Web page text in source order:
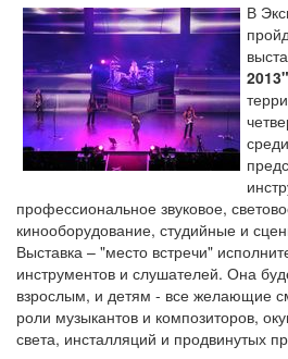
В
2013"
профессиональное звуковое,
кинооборудование, студийные и
Выставка – "место встречи"
инструментов и слушателей. Она
взрослым, и детям - все желающие
роли музыкантов и композиторов,
света, инсталляций и продвинутых